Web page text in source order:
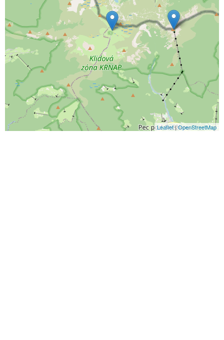
Leaflet|OpenStreetMap